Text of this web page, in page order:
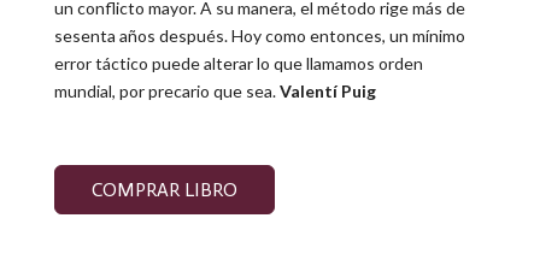
un conflicto mayor. A su manera, el método rige más de
sesenta años después. Hoy como entonces, un mínimo
error táctico puede alterar lo que llamamos orden
mundial, por precario que sea.Valentí Puig
COMPRAR LIBRO